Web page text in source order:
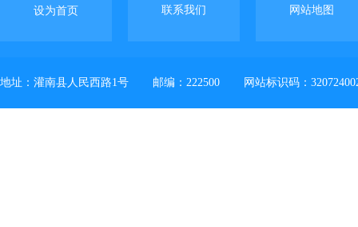
设为首页 联系我们 网站地图
地址：灌南县人民西路1号 邮编：222500 网站标识码：